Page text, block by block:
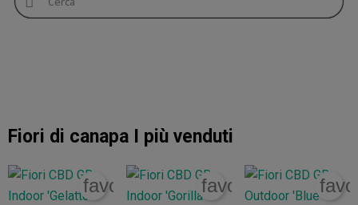
Fiori di canapa I più venduti
favorite_borderfavorite_border